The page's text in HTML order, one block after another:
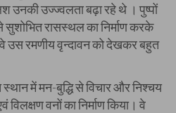
उज्ज्वलता बढ़ा रहे थे । पुष्पों
सुशोभित रासस्थल का निर्माण करके
उस रमणीय वृन्दावन को देखकर बहुत
में मन-बुद्धि से विचार और निश्चय
वनों का निर्माण किया। वे